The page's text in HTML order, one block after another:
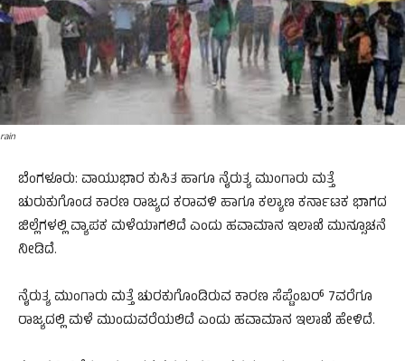
rain
ಬೆಂಗಳೂರು: ವಾಯುಭಾರ ಕುಸಿತ ಹಾಗೂ ನೈರುತ್ಯ ಮುಂಗಾರು ಮತ್ತೆ
ಚುರುಕುಗೊಂಡ ಕಾರಣ ರಾಜ್ಯದ ಕರಾವಳಿ ಹಾಗೂ ಕಲ್ಯಾಣ ಕರ್ನಾಟಕ ಭಾಗದ
ಜಿಲ್ಲೆಗಳಲ್ಲಿ ವ್ಯಾಪಕ ಮಳೆಯಾಗಲಿದೆ ಎಂದು ಹವಾಮಾನ ಇಲಾಖೆ ಮುನ್ಸೂಚನೆ
ನೀಡಿದೆ.
ನೈರುತ್ಯ ಮುಂಗಾರು ಮತ್ತೆ ಚುರಕುಗೊಂಡಿರುವ ಕಾರಣ ಸೆಪ್ಟೆಂಬರ್ 7ವರೆಗೂ
ರಾಜ್ಯದಲ್ಲಿ ಮಳೆ ಮುಂದುವರೆಯಲಿದೆ ಎಂದು ಹವಾಮಾನ ಇಲಾಖೆ ಹೇಳಿದೆ.